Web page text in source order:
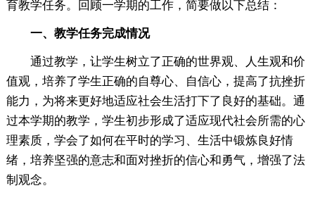
育教学任务。回顾一学期的工作，简要做以下总结：
一、教学任务完成情况
通过教学，让学生树立了正确的世界观、人生观和价
值观，培养了学生正确的自尊心、自信心，提高了抗挫折
能力，为将来更好地适应社会生活打下了良好的基础。通
过本学期的教学，学生初步形成了适应现代社会所需的心
理素质，学会了如何在平时的学习、生活中锻炼良好情
绪，培养坚强的意志和面对挫折的信心和勇气，增强了法
制观念。